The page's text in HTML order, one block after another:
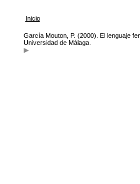
Inicio
García Mouton, P. (2000). El lenguaje
Universidad de Málaga.